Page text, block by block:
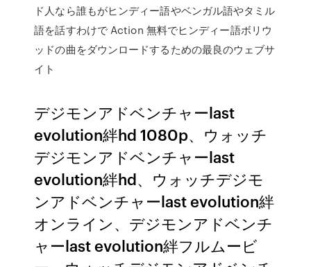
ド人なら誰もがヒンディー語やベンガル語やタミル
語を話すわけで Action 無料でヒンディー語ボリウ
ッドの曲をダウンロードするための最良のウェブサ
イト
デジモンアドベンチャーlast
evolution絆hd 1080p、ウォッチ
デジモンアドベンチャーlast
evolution絆hd、ウォッチデジモ
ンアドベンチャーlast evolution絆
オンライン、デジモンアドベンチ
ャーlast evolution絆フルムービ